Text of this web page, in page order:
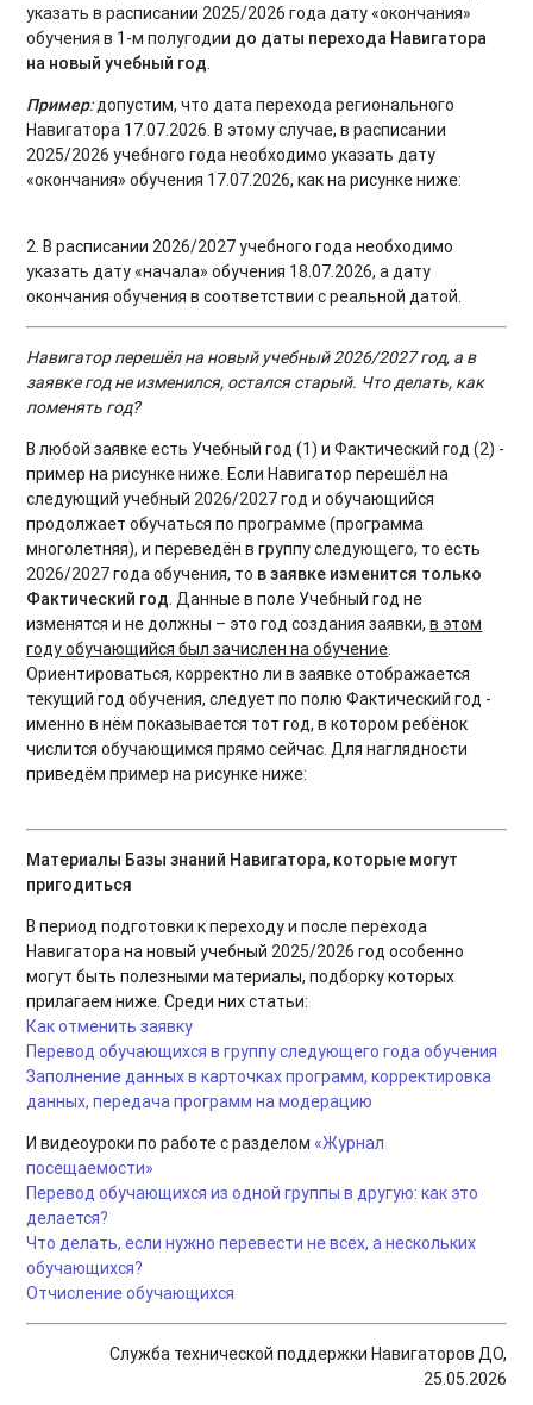
указать в расписании 2025/2026 года дату «окончания»
обучения в 1-м полугодии до даты перехода Навигатора
на новый учебный год.
Пример:допустим, что дата перехода регионального
Навигатора 17.07.2026. В этому случае, в расписании
2025/2026 учебного года необходимо указать дату
«окончания» обучения 17.07.2026, как на рисунке ниже:
2. В расписании 2026/2027 учебного года необходимо
указать дату «начала» обучения 18.07.2026, а дату
окончания обучения в соответствии с реальной датой.
Навигатор перешёл на новый учебный 2026/2027 год, а в
заявке год не изменился, остался старый. Что делать, как
поменять год?
В любой заявке есть Учебный год (1) и Фактический год (2) -
пример на рисунке ниже. Если Навигатор перешёл на
следующий учебный 2026/2027 год и обучающийся
продолжает обучаться по программе (программа
многолетняя), и переведён в группу следующего, то есть
2026/2027 года обучения, то в заявке изменится только
Фактический год. Данные в поле Учебный год не
изменятся и не должны – это год создания заявки,в этом
году обучающийся был зачислен на обучение.
Ориентироваться, корректно ли в заявке отображается
текущий год обучения, следует по полю Фактический год -
именно в нём показывается тот год, в котором ребёнок
числится обучающимся прямо сейчас. Для наглядности
приведём пример на рисунке ниже:
Материалы Базы знаний Навигатора, которые могут
пригодиться
В период подготовки к переходу и после перехода
Навигатора на новый учебный 2025/2026 год особенно
могут быть полезными материалы, подборку которых
прилагаем ниже. Среди них статьи:
Как отменить заявку
Перевод обучающихся в группу следующего года обучения
Заполнение данных в карточках программ, корректировка
данных, передача программ на модерацию
И видеоуроки по работе с разделом «Журнал
посещаемости»
Перевод обучающихся из одной группы в другую: как это
делается?
Что делать, если нужно перевести не всех, а нескольких
обучающихся?
Отчисление обучающихся
Служба технической поддержки Навигаторов ДО,
25.05.2026